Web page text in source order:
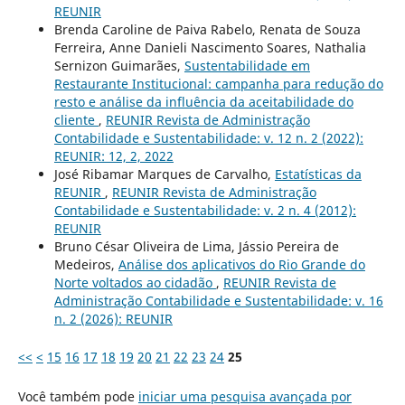
REUNIR
Brenda Caroline de Paiva Rabelo, Renata de Souza
Ferreira, Anne Danieli Nascimento Soares, Nathalia
Sernizon Guimarães, Sustentabilidade em
Restaurante Institucional: campanha para redução do
resto e análise da influência da aceitabilidade do
cliente , REUNIR Revista de Administração
Contabilidade e Sustentabilidade: v. 12 n. 2 (2022):
REUNIR: 12, 2, 2022
José Ribamar Marques de Carvalho, Estatísticas da
REUNIR , REUNIR Revista de Administração
Contabilidade e Sustentabilidade: v. 2 n. 4 (2012):
REUNIR
Bruno César Oliveira de Lima, Jássio Pereira de
Medeiros, Análise dos aplicativos do Rio Grande do
Norte voltados ao cidadão , REUNIR Revista de
Administração Contabilidade e Sustentabilidade: v. 16
n. 2 (2026): REUNIR
<< < 15 16 17 18 19 20 21 22 23 24 25
Você também pode iniciar uma pesquisa avançada por